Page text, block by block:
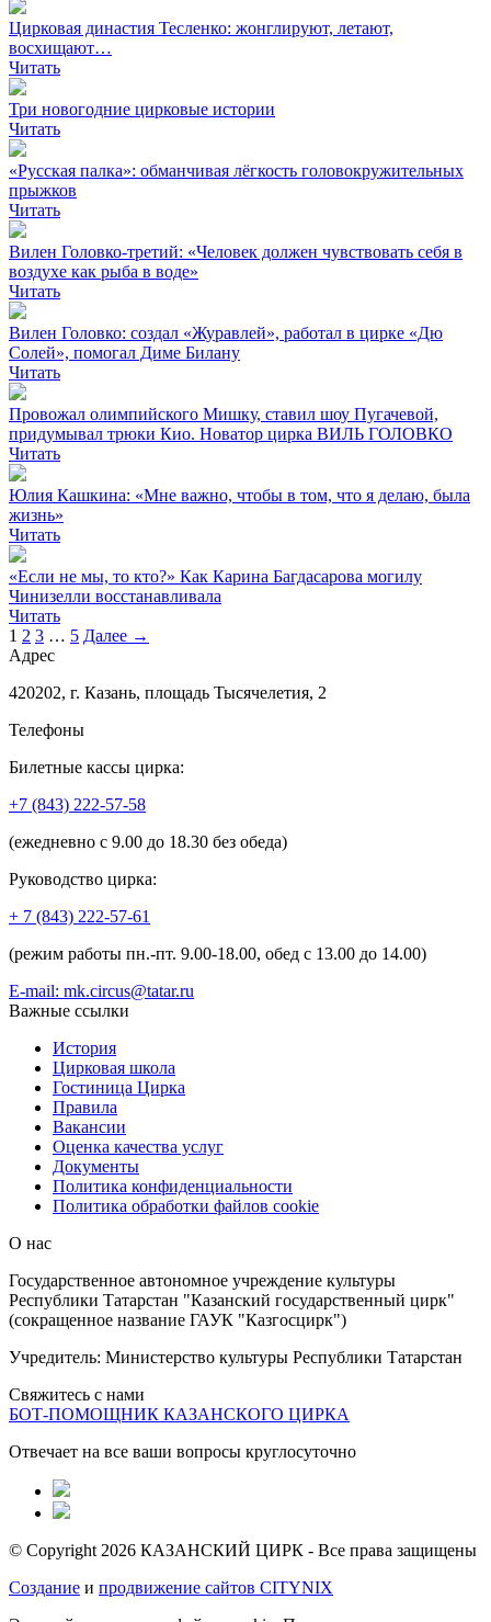
Цирковая династия Тесленко: жонглируют, летают,
восхищают…
Читать
Три новогодние цирковые истории
Читать
«Русская палка»: обманчивая лёгкость головокружительных
прыжков
Читать
Вилен Головко-третий: «Человек должен чувствовать себя в
воздухе как рыба в воде»
Читать
Вилен Головко: создал «Журавлей», работал в цирке «Дю
Солей», помогал Диме Билану
Читать
Провожал олимпийского Мишку, ставил шоу Пугачевой,
придумывал трюки Кио. Новатор цирка ВИЛЬ ГОЛОВКО
Читать
Юлия Кашкина: «Мне важно, чтобы в том, что я делаю, была
жизнь»
Читать
«Если не мы, то кто?» Как Карина Багдасарова могилу
Чинизелли восстанавливала
Читать
1 2 3 … 5 Далее →
Адрес
420202, г. Казань, площадь Тысячелетия, 2
Телефоны
Билетные кассы цирка:
+7 (843) 222-57-58
(ежедневно с 9.00 до 18.30 без обеда)
Руководство цирка:
+ 7 (843) 222-57-61
(режим работы пн.-пт. 9.00-18.00, обед с 13.00 до 14.00)
E-mail: mk.circus@tatar.ru
Важные ссылки
История
Цирковая школа
Гостиница Цирка
Правила
Вакансии
Оценка качества услуг
Документы
Политика конфиденциальности
Политика обработки файлов cookie
О нас
Государственное автономное учреждение культуры
Республики Татарстан "Казанский государственный цирк"
(сокращенное название ГАУК "Казгосцирк")
Учредитель: Министерство культуры Республики Татарстан
Свяжитесь с нами
БОТ-ПОМОЩНИК КАЗАНСКОГО ЦИРКА
Отвечает на все ваши вопросы круглосуточно
© Copyright 2026 КАЗАНСКИЙ ЦИРК - Все права защищены
Создание и продвижение сайтов CITYNIX